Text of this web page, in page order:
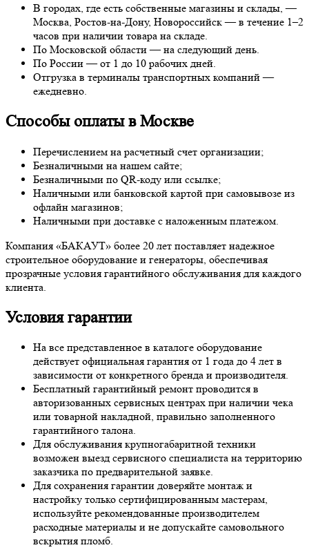
В городах, где есть собственные магазины и склады, —
Москва, Ростов-на-Дону, Новороссийск — в течение 1–2
часов при наличии товара на складе.
По Московской области — на следующий день.
По России — от 1 до 10 рабочих дней.
Отгрузка в терминалы транспортных компаний —
ежедневно.
Способы оплаты в Москве
Перечислением на расчетный счет организации;
Безналичными на нашем сайте;
Безналичными по QR-коду или ссылке;
Наличными или банковской картой при самовывозе из
офлайн магазинов;
Наличными при доставке с наложенным платежом.
Компания «БАКАУТ» более 20 лет поставляет надежное
строительное оборудование и генераторы, обеспечивая
прозрачные условия гарантийного обслуживания для каждого
клиента.
Условия гарантии
На все представленное в каталоге оборудование
действует официальная гарантия от 1 года до 4 лет в
зависимости от конкретного бренда и производителя.
Бесплатный гарантийный ремонт проводится в
авторизованных сервисных центрах при наличии чека
или товарной накладной, правильно заполненного
гарантийного талона.
Для обслуживания крупногабаритной техники
возможен выезд сервисного специалиста на территорию
заказчика по предварительной заявке.
Для сохранения гарантии доверяйте монтаж и
настройку только сертифицированным мастерам,
используйте рекомендованные производителем
расходные материалы и не допускайте самовольного
вскрытия пломб.